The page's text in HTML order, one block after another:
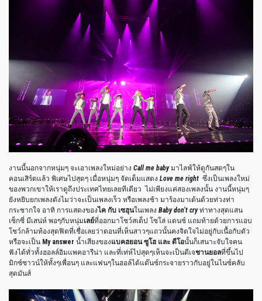
งานนี้นอกจากหนุ่มๆ จะเอาเพลงใหม่อย่าง Call me babyมาไลฟ์ให้ดูกันสดๆใน
คอนเสิร์ตแล้ว พิเศษไปสุดๆ เมื่อหนุ่มๆ จัดเต็มแสดง Love me right ซึ่งเป็นเพลงใหม่
ของพวกเขาให้เราดูถึงประเทศไทยเลยทีเดียว ไม่เพียงแค่สองเพลงนั้น งานนี้หนุ่มๆ
ยังหยิบยกเพลงดังไมว่าจะเป็นเพลงเร็ว หรือเพลงช้า มาร้องมาเต้นด้วยท่วงท่า
กระชากใจ อาทิ การแสดงของไค กับ เซฮุนในเพลง Baby don’t cryท่าทางสุดแสน
เซ็กซี่ มีเสน่ห์ พอๆกับหนุ่มเลย์ที่ออกมาโชว์สเต็ป โซโล่ แดนซ์ แถมท้ายด้วยการแอบ
โชว์กล้ามท้องสุดฟิตที่เชื่อเลยว่าตอนที่เห็นสาวๆแถวนั้นคงจิตใจไม่อยู่กับเนื้อกับตัว
หรือจะเป็น My answer น้ำเสียงของแบคฮยอน ซูโฮ และ ดีโอนั้นก็เสนาะจับใจคน
ฟังได้ทั่วทั้งฮอลล์อิมแพคอารีน่า และที่เท่ห์ไปสุดๆเห็นจะเป็นดีเจชานยอลที่ขึ้นไป
มิกซ์ซาวน์ให้ทั้งๆเพื่อนๆ และแฟนๆในฮอล์ได้แด๊นซ์กระจายราวกับอยู่ในไนซ์คลับ
สุดมันส์